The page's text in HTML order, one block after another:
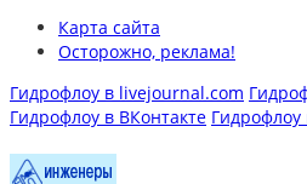
Карта сайта
Осторожно, реклама!
Гидрофлоу в livejournal.com
Гидрофлоу в ВКонтакте